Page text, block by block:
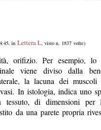
in Lettera L, visto n. 1837 volte)
orifizio. Per esempio, lo
viene diviso dalla
la lacuna dei
In istologia, indica uno
di dimensioni per
da una parete propria